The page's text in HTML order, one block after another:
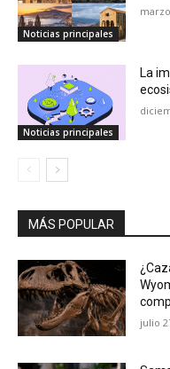
Noticias principales
Noticias principales
La
MÁS POPULAR
julio